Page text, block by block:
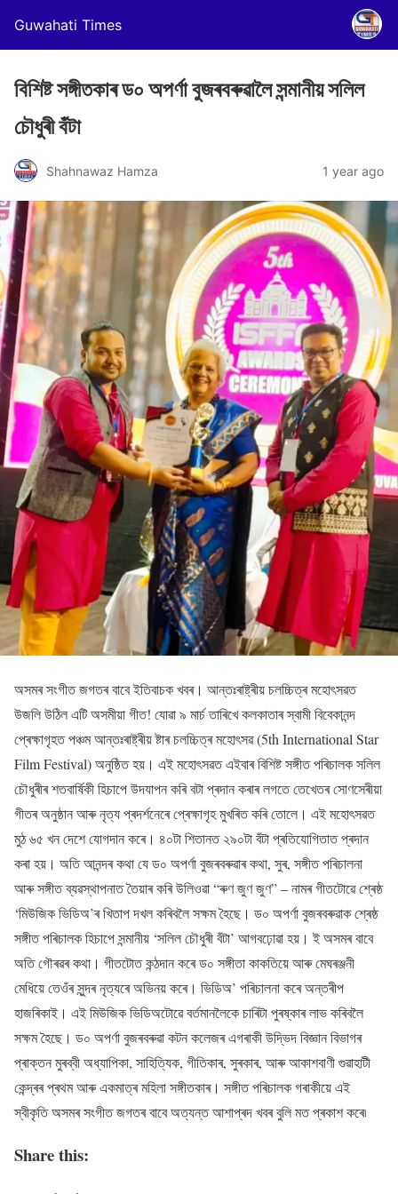
Guwahati Times
বিশিষ্ট সঙ্গীতকাৰ ড০ অপৰ্ণা বুজৰবৰুৱালৈ সন্মানীয় সলিল
চৌধুৰী বঁটা
Shahnawaz Hamza 1 year ago
অসমৰ সংগীত জগতৰ বাবে ইতিবাচক খবৰ। আন্তঃৰাষ্ট্ৰীয় চলচ্চিত্ৰ মহোৎসৱত
উজলি উঠিল এটি অসমীয়া গীত! যোৱা ৯ মাৰ্চ তাৰিখে কলকাতাৰ স্বামী বিবেকানন্দ
প্ৰেক্ষাগৃহত পঞ্চম আন্তঃৰাষ্ট্ৰীয় ষ্টাৰ চলচ্চিত্ৰ মহোৎসৱ (5th International Star
Film Festival) অনুষ্ঠিত হয়। এই মহোৎসৱত এইবাৰ বিশিষ্ট সঙ্গীত পৰিচালক সলিল
চৌধুৰীৰ শতবাৰ্ষিকী হিচাপে উদযাপন কৰি বটা প্ৰদান কৰাৰ লগতে তেখেতৰ সোণসেৰীয়া
গীতৰ অনুষ্ঠান আৰু নৃত্য প্ৰদৰ্শনেৰে প্ৰেক্ষাগৃহ মুখৰিত কৰি তোলে। এই মহোৎসৱত
মুঠ ৬৫ খন দেশে যোগদান কৰে। ৪০টা শিতানত ২৯০টা বঁটা প্ৰতিযোগিতাত প্ৰদান
কৰা হয়। অতি আনন্দৰ কথা যে ড০ অপৰ্ণা বুজৰবৰুৱাৰ কথা, সুৰ, সঙ্গীত পৰিচালনা
আৰু সঙ্গীত ব্যৱস্থাপনাত তৈয়াৰ কৰি উলিওৱা “ৰুণ জুণ জুণ” – নামৰ গীতটোৱে শ্ৰেষ্ঠ
‘মিউজিক ভিডিঅ’ৰ খিতাপ দখল কৰিবলৈ সক্ষম হৈছে। ড০ অপৰ্ণা বুজৰবৰুৱাক শ্ৰেষ্ঠ
সঙ্গীত পৰিচালক হিচাপে সন্মানীয় ‘সলিল চৌধুৰী বঁটা’ আগবঢ়োৱা হয়। ই অসমৰ বাবে
অতি গৌৰৱৰ কথা। গীতটোত কন্ঠদান কৰে ড০ সঙ্গীতা কাকতিয়ে আৰু মেঘৰঞ্জনী
মেধিয়ে তেওঁৰ সুন্দৰ নৃত্যৰে অভিনয় কৰে। ভিডিঅ’ পৰিচালনা কৰে অন্তৰীপ
হাজৰিকাই। এই মিউজিক ভিডিঅটোৱে বৰ্তমানলৈকে চাৰিটা পুৰষ্কাৰ লাভ কৰিবলৈ
সক্ষম হৈছে। ড০ অপৰ্ণা বুজৰবৰুৱা কটন কলেজৰ এগৰাকী উদ্ভিদ বিজ্ঞান বিভাগৰ
প্ৰাক্তন মুৰব্বী অধ্যাপিকা, সাহিত্যিক, গীতিকাৰ, সুৰকাৰ, আৰু আকাশবাণী গুৱাহাটী
কেন্দ্ৰৰ প্ৰথম আৰু একমাত্ৰ মহিলা সঙ্গীতকাৰ। সঙ্গীত পৰিচালক গৰাকীয়ে এই
স্বীকৃতি অসমৰ সংগীত জগতৰ বাবে অত্যন্ত আশাপ্ৰদ খবৰ বুলি মত প্ৰকাশ কৰে৷
Share this: